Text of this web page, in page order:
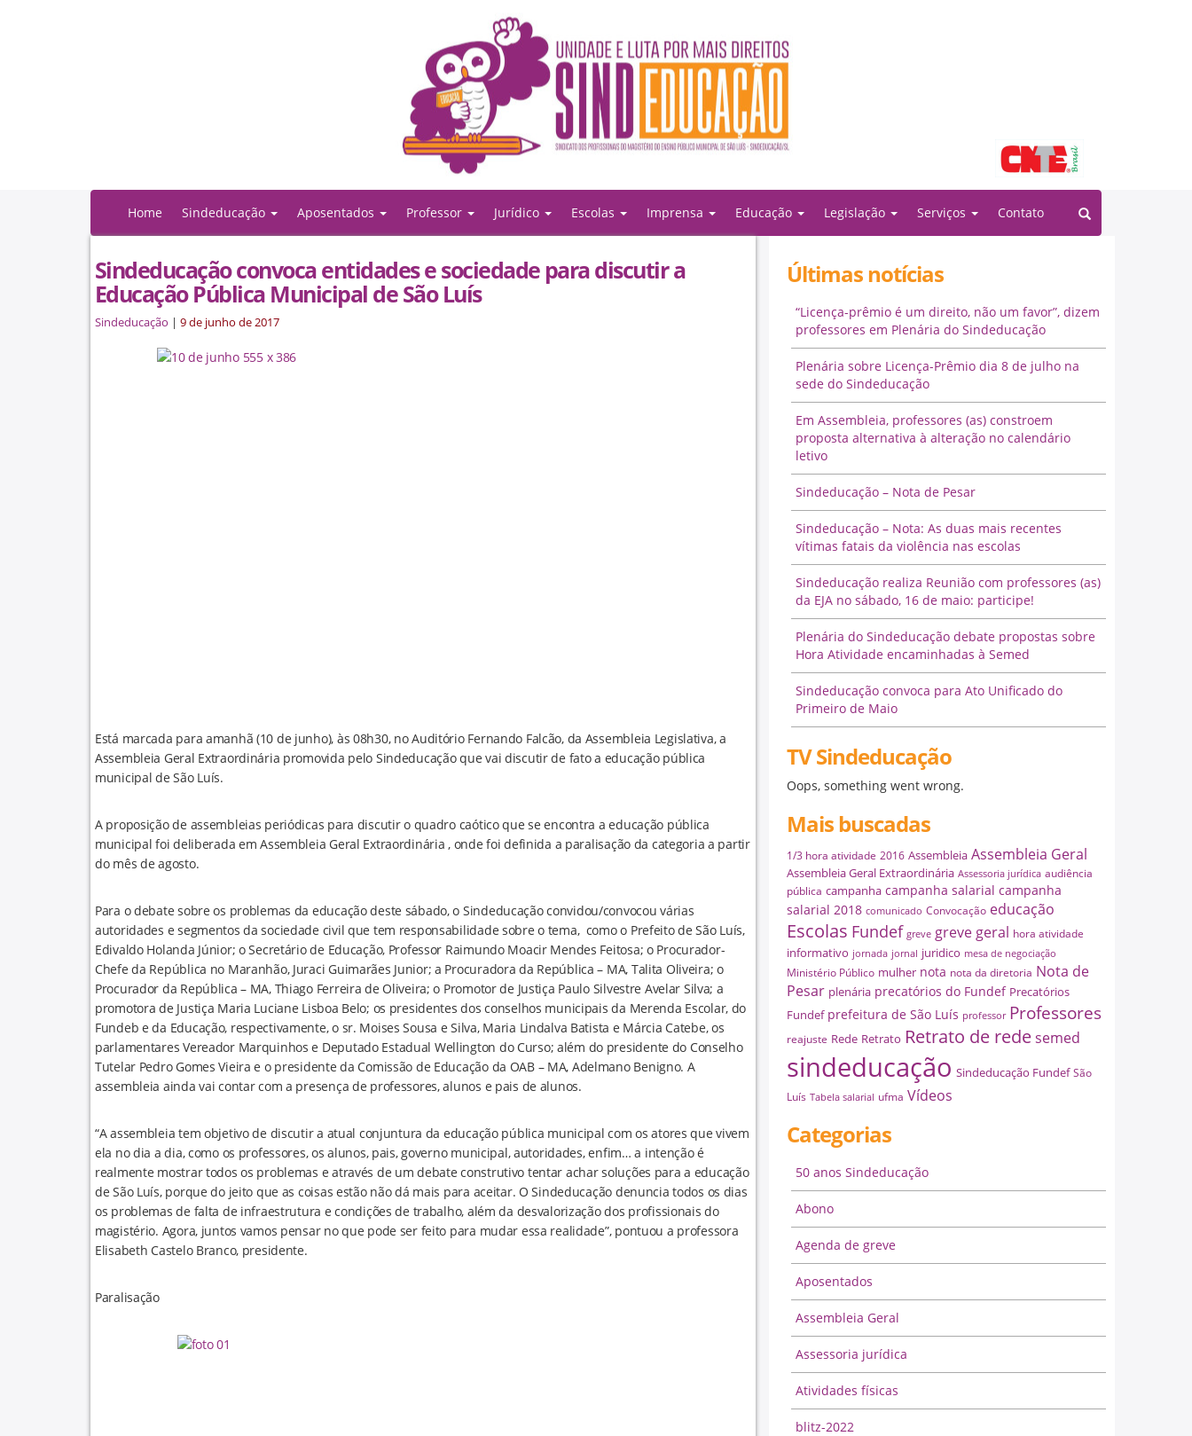
Home Sindeducação Aposentados Professor Jurídico Escolas Imprensa Educação Legislação Serviços Contato
Sindeducação convoca entidades e sociedade para discutir a
Educação Pública Municipal de São Luís
Sindeducação | 9 de junho de 2017
Está marcada para amanhã (10 de junho), às 08h30, no Auditório Fernando Falcão, da Assembleia Legislativa, a
Assembleia Geral Extraordinária promovida pelo Sindeducação que vai discutir de fato a educação pública
municipal de São Luís.
A proposição de assembleias periódicas para discutir o quadro caótico que se encontra a educação pública
municipal foi deliberada em Assembleia Geral Extraordinária , onde foi definida a paralisação da categoria a partir
do mês de agosto.
Para o debate sobre os problemas da educação deste sábado, o Sindeducação convidou/convocou várias
autoridades e segmentos da sociedade civil que tem responsabilidade sobre o tema, como o Prefeito de São Luís,
Edivaldo Holanda Júnior; o Secretário de Educação, Professor Raimundo Moacir Mendes Feitosa; o Procurador-
Chefe da República no Maranhão, Juraci Guimarães Junior; a Procuradora da República – MA, Talita Oliveira; o
Procurador da República – MA, Thiago Ferreira de Oliveira; o Promotor de Justiça Paulo Silvestre Avelar Silva; a
promotora de Justiça Maria Luciane Lisboa Belo; os presidentes dos conselhos municipais da Merenda Escolar, do
Fundeb e da Educação, respectivamente, o sr. Moises Sousa e Silva, Maria Lindalva Batista e Márcia Catebe, os
parlamentares Vereador Marquinhos e Deputado Estadual Wellington do Curso; além do presidente do Conselho
Tutelar Pedro Gomes Vieira e o presidente da Comissão de Educação da OAB – MA, Adelmano Benigno. A
assembleia ainda vai contar com a presença de professores, alunos e pais de alunos.
“A assembleia tem objetivo de discutir a atual conjuntura da educação pública municipal com os atores que vivem
ela no dia a dia, como os professores, os alunos, pais, governo municipal, autoridades, enfim… a intenção é
realmente mostrar todos os problemas e através de um debate construtivo tentar achar soluções para a educação
de São Luís, porque do jeito que as coisas estão não dá mais para aceitar. O Sindeducação denuncia todos os dias
os problemas de falta de infraestrutura e condições de trabalho, além da desvalorização dos profissionais do
magistério. Agora, juntos vamos pensar no que pode ser feito para mudar essa realidade”, pontuou a professora
Elisabeth Castelo Branco, presidente.
Paralisação
Últimas notícias
“Licença-prêmio é um direito, não um favor”, dizem
professores em Plenária do Sindeducação
Plenária sobre Licença-Prêmio dia 8 de julho na
sede do Sindeducação
Em Assembleia, professores (as) constroem
proposta alternativa à alteração no calendário
letivo
Sindeducação – Nota de Pesar
Sindeducação – Nota: As duas mais recentes
vítimas fatais da violência nas escolas
Sindeducação realiza Reunião com professores (as)
da EJA no sábado, 16 de maio: participe!
Plenária do Sindeducação debate propostas sobre
Hora Atividade encaminhadas à Semed
Sindeducação convoca para Ato Unificado do
Primeiro de Maio
TV Sindeducação
Oops, something went wrong.
Mais buscadas
1/3 hora atividade 2016 Assembleia Assembleia Geral
Assembleia Geral Extraordinária Assessoria jurídica audiência
pública campanha campanha salarial campanha
salarial 2018 comunicado Convocação educação
Escolas Fundef greve greve geral hora atividade
informativo jornada jornal juridico mesa de negociação
Ministério Público mulher nota nota da diretoria Nota de
Pesar plenária precatórios do Fundef Precatórios
Fundef prefeitura de São Luís professor Professores
reajuste Rede Retrato Retrato de redesemed
sindeducação Sindeducação Fundef São
Luís Tabela salarial ufma Vídeos
Categorias
50 anos Sindeducação
Abono
Agenda de greve
Aposentados
Assembleia Geral
Assessoria jurídica
Atividades físicas
blitz-2022